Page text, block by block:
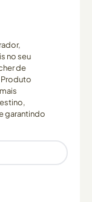
no seu
de
garantindo